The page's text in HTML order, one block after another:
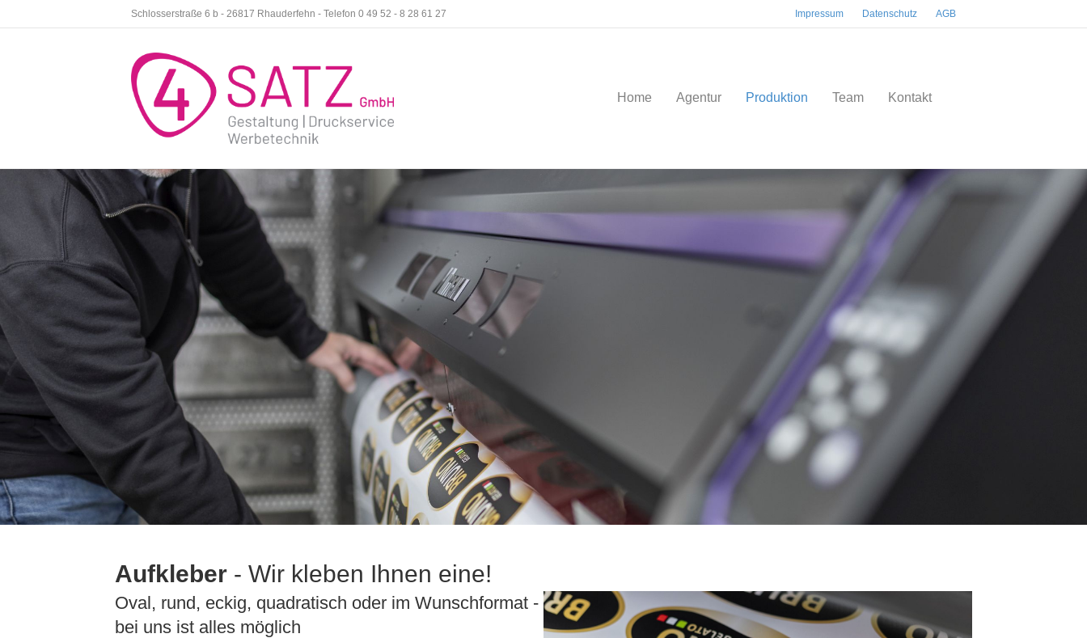
Schlosserstraße 6 b - 26817 Rhauderfehn - Telefon 0 49 52 - 8 28 61 27 Impressum Datenschutz AGB
Home Agentur Produktion Team Kontakt
Aufkleber - Wir kleben Ihnen eine!
Oval, rund, eckig, quadratisch oder im Wunschformat -
bei uns ist alles möglich